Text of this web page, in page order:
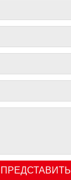
ПРЕДСТАВИТЬ